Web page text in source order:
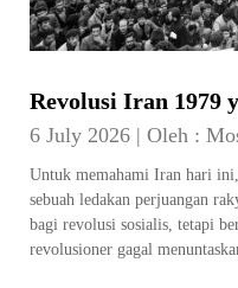
Revolusi Iran 1979
6 July 2026 | Oleh :
Untuk memahami Iran hari
sebuah ledakan perjuangan
bagi revolusi sosialis, tetapi
revolusioner gagal